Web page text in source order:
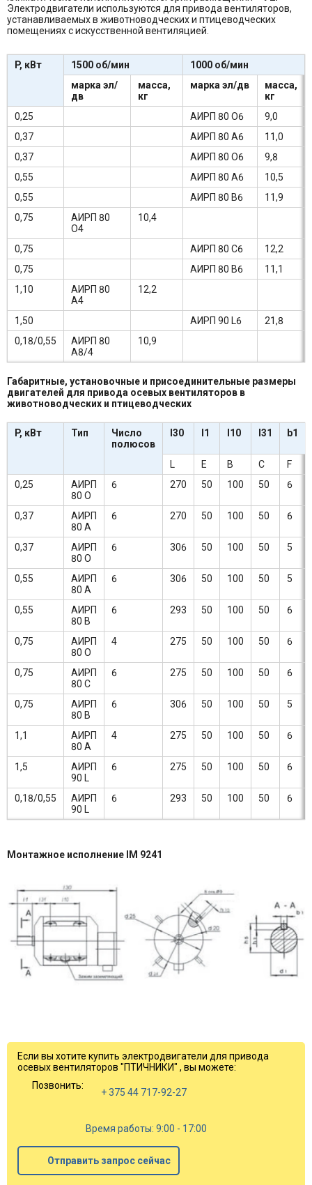
Электродвигатели используются для привода вентиляторов,
устанавливаемых в животноводческих и птицеводческих
помещениях с искусственной вентиляцией.
P, кВт 1500 об/мин
1000 об/мин
марка эл/
дв
масса,
кг
марка эл/дв
масса,
кг
0,25
АИРП 80 О6
9,0
0,37
АИРП 80 А6
11,0
0,37
АИРП 80 О6
9,8
0,55
АИРП 80 А6
10,5
0,55
АИРП 80 В6
11,9
0,75
АИРП 80
О4
10,4
0,75 АИРП 80 С6
12,2
0,75
АИРП 80 В6
11,1
1,10
АИРП 80
А4
12,2
1,50 АИРП 90 L6
21,8
0,18/0,55
АИРП 80
А8/4
10,9
Габаритные, установочные и присоединительные размеры
двигателей для привода осевых вентиляторов в
животноводческих и птицеводческих
P, кВт Тип
Число
полюсов
l30 l1 l10 l31 b1
L E B C
F
0,25
АИРП
80 О
6 270 50 100 50 6
0,37
АИРП
80 А
6 270 50 100 50 6
0,37
АИРП
80 О
6 306 50 100 50 5
0,55
АИРП
80 А
6 306 50 100 50 5
0,55
АИРП
80 В
6 293 50 100 50 6
0,75
АИРП
80 О
4 275 50 100 50 6
0,75
АИРП
80 С
6 275 50 100 50 6
0,75
АИРП
80 В
6 306 50 100 50 5
1,1
АИРП
80 А
4 275 50 100 50 6
1,5
АИРП
90 L
6 275 50 100 50 6
0,18/0,55
АИРП
90 L
6 293 50 100 50 6
Монтажное исполнение IM 9241
Если вы хотите купить электродвигатели для привода
осевых вентиляторов "ПТИЧНИКИ" , вы можете:
Позвонить:
+ 375 44 717-92-27
Время работы: 9:00 - 17:00
Отправить запрос сейчас